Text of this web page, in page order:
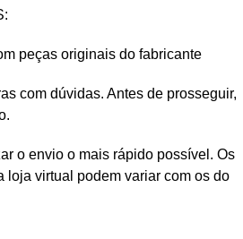
peças originais do fabricante
com dúvidas. Antes de prosseguir,
o envio o mais rápido possível. Os
loja virtual podem variar com os do